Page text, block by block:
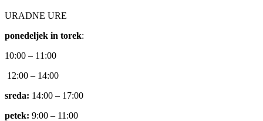
URADNE URE
ponedeljek in torek:
10:00 – 11:00
12:00 – 14:00
sreda: 14:00 – 17:00
petek: 9:00 – 11:00